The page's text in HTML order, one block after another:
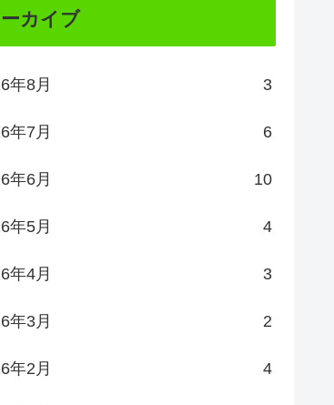
カイブ
年8月 3
年7月 6
年6月 10
年5月 4
年4月 3
年3月 2
年2月 4